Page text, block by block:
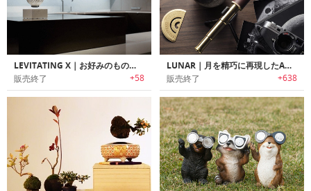
LEVITATING X｜お好みのものを何でも空中浮遊させるアートディスプレイ「レビテーティングX」
販売終了 +58
LUNAR｜月を精巧に再現したAR搭載ムーンモデル「ルナー」
販売終了 +638